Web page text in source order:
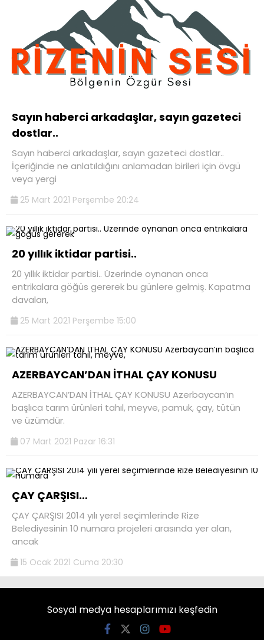
Sayın haberci arkadaşlar, sayın gazeteci
dostlar..
Sayın haberci arkadaşlar, sayın gazeteci dostlar..
İçeriğinde ne anlatıldığını anlamadan birileri için övgü
veya yergi
25 Mart 2021 Perşembe 20:24
20 yıllık iktidar partisi..
20 yıllık iktidar partisi.. Üzerinde oynanan onca
entrikalara göğüs gererek bu günlere gelmiş. Kapatma
davaları,
25 Mart 2021 Perşembe 15:00
AZERBAYCAN’DAN İTHAL ÇAY KONUSU
AZERBAYCAN’DAN İTHAL ÇAY KONUSU Azerbaycan’ın
başlıca tarım ürünleri tahıl, meyve, pamuk, çay, tütün
ve üzümdür.
07 Mart 2021 Pazar 16:31
ÇAY ÇARŞISI…
ÇAY ÇARŞISI 2014 yılı yerel seçimlerinde Rize
Belediyesinin 10 numara projeleri arasında yer alan,
ancak
15 Ocak 2021 Cuma 20:30
Sosyal medya hesaplarımızı keşfedin